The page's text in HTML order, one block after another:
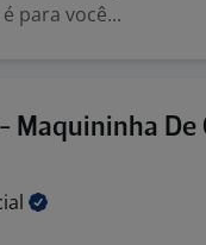
para você...
Maquininha De